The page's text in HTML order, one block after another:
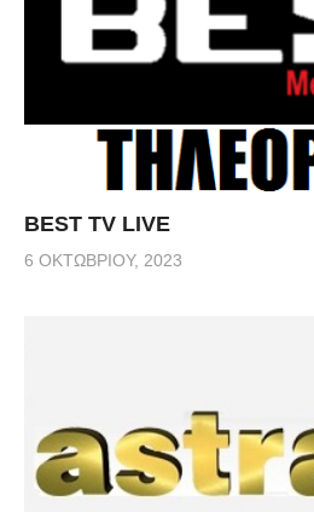
BEST TV LIVE
6 ΟΚΤΩΒΡΊΟΥ, 2023